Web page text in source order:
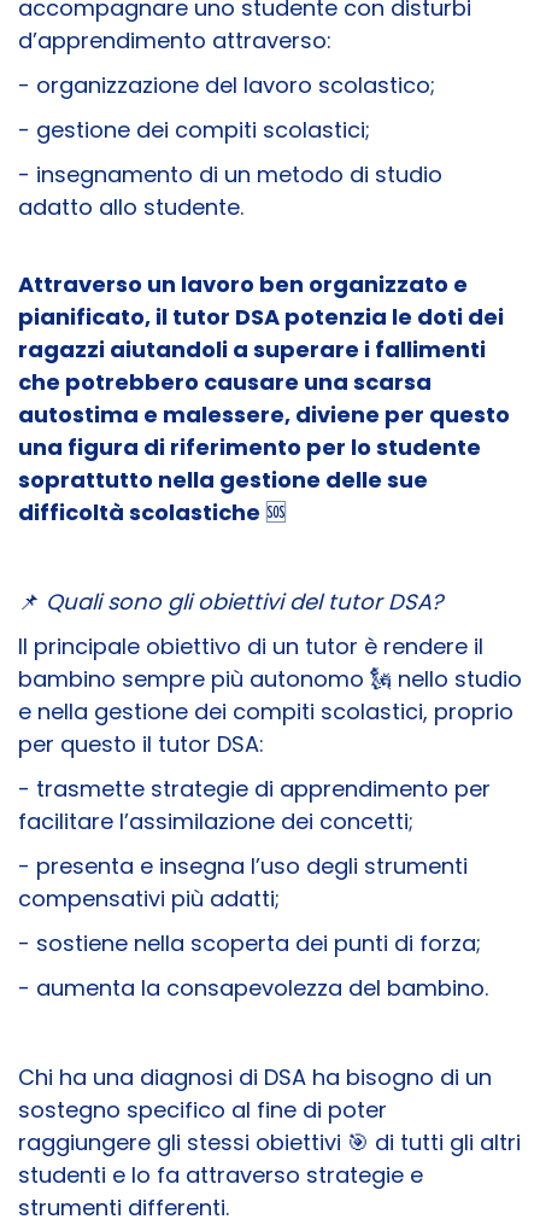
accompagnare uno studente con disturbi
d’apprendimento attraverso:
- organizzazione del lavoro scolastico;
- gestione dei compiti scolastici;
- insegnamento di un metodo di studio
adatto allo studente.
Attraverso un lavoro ben organizzato e
pianificato, il tutor DSA potenzia le doti dei
ragazzi aiutandoli a superare i fallimenti
che potrebbero causare una scarsa
autostima e malessere, diviene per questo
una figura di riferimento per lo studente
soprattutto nella gestione delle sue
difficoltà scolastiche 🆘
📌 Quali sono gli obiettivi del tutor DSA?
Il principale obiettivo di un tutor è rendere il
bambino sempre più autonomo 🗽 nello studio
e nella gestione dei compiti scolastici, proprio
per questo il tutor DSA:
- trasmette strategie di apprendimento per
facilitare l’assimilazione dei concetti;
- presenta e insegna l’uso degli strumenti
compensativi più adatti;
- sostiene nella scoperta dei punti di forza;
- aumenta la consapevolezza del bambino.
Chi ha una diagnosi di DSA ha bisogno di un
sostegno specifico al fine di poter
raggiungere gli stessi obiettivi 🎯 di tutti gli altri
studenti e lo fa attraverso strategie e
strumenti differenti.